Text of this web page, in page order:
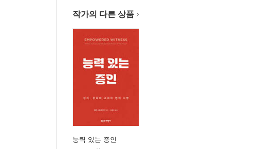
작가의 다른 상품
능력 있는 증인